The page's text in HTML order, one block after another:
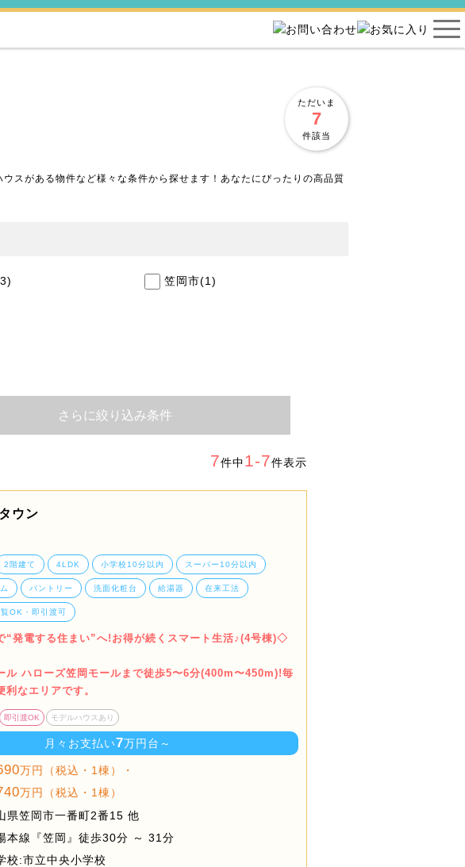
ただいま
7
件該当
スがある物件など様々な条件から探せます！あなたにぴったりの高品質
笠岡市(1)
さらに絞り込み条件
7件中1-7件表示
ウン
2階建て 4LDK 小学校10分以内 スーパー10分以内
パントリー 洗面化粧台 給湯器 在来工法
OK・即引渡可
“発電する住まい”へ!お得が続くスマート生活♪(4号棟)◇
ル ハローズ笠岡モールまで徒歩5〜6分(400m〜450m)!毎
利なエリアです。
即引渡OK モデルハウスあり
月々お支払い7万円台～
万円（税込・1棟）・
万円（税込・1棟）
県笠岡市一番町2番15 他
本線『笠岡』徒歩30分 ～ 31分
校:市立中央小学校